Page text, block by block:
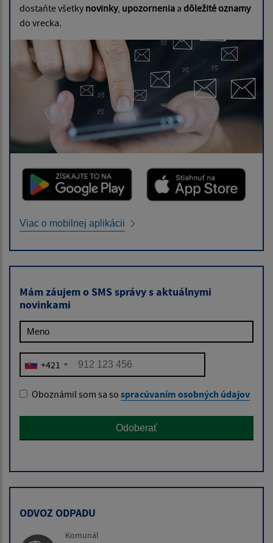
dostaňte všetky novinky, upozornenia a dôležité oznamy
do vrecka.
Viac o mobilnej aplikácii
Mám záujem o SMS správy s aktuálnymi
novinkami
Meno
+421
Oboznámil som sa so spracúvaním osobných údajov
Odoberať
ODVOZ ODPADU
Komunál